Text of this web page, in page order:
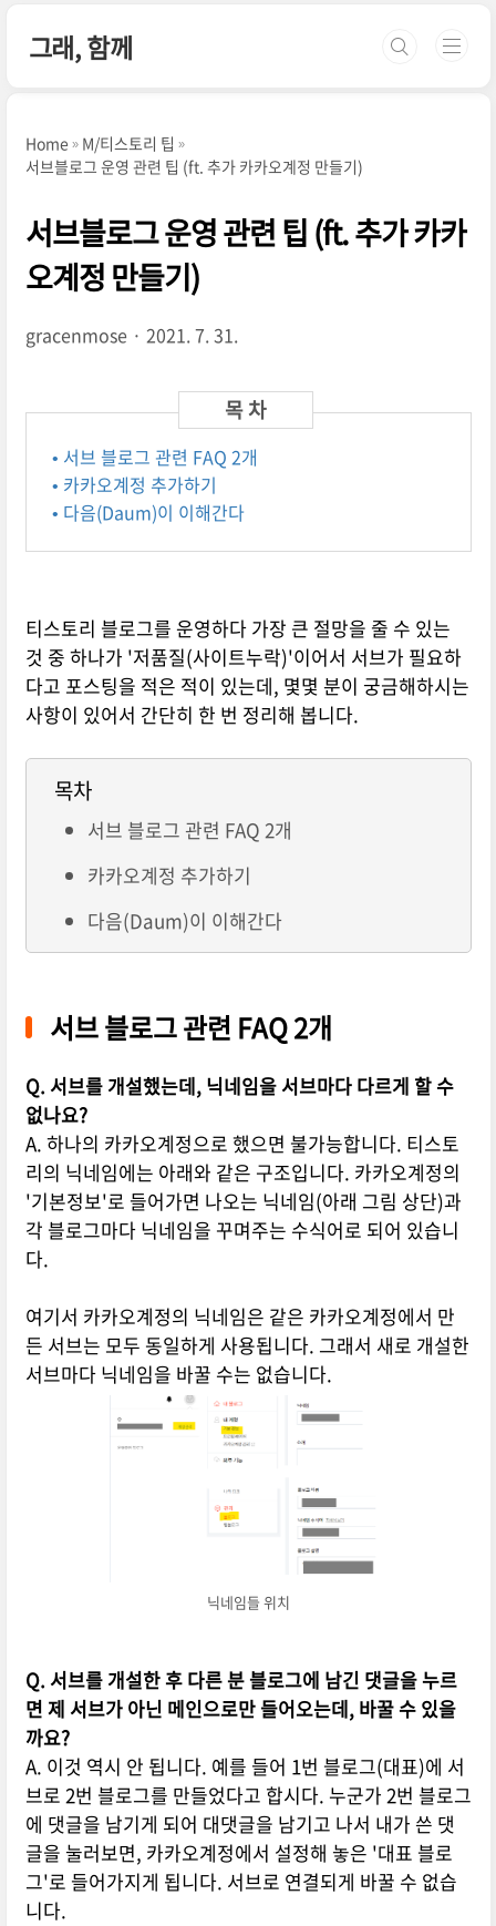
그래, 함께
Home
M/티스토리 팁
서브블로그 운영 관련 팁 (ft. 추가 카카오계정 만들기)
서브블로그 운영 관련 팁 (ft. 추가 카카
오계정 만들기)
gracenmose 2021. 7. 31.
• 서브 블로그 관련 FAQ 2개
• 카카오계정 추가하기
• 다음(Daum)이 이해간다
티스토리 블로그를 운영하다 가장 큰 절망을 줄 수 있는
것 중 하나가 '저품질(사이트누락)'이어서 서브가 필요하
다고 포스팅을 적은 적이 있는데, 몇몇 분이 궁금해하시는
사항이 있어서 간단히 한 번 정리해 봅니다.
목차
서브 블로그 관련 FAQ 2개
카카오계정 추가하기
다음(Daum)이 이해간다
서브 블로그 관련 FAQ 2개
Q. 서브를 개설했는데, 닉네임을 서브마다 다르게 할 수
없나요?
A. 하나의 카카오계정으로 했으면 불가능합니다. 티스토
리의 닉네임에는 아래와 같은 구조입니다. 카카오계정의
'기본정보'로 들어가면 나오는 닉네임(아래 그림 상단)과
각 블로그마다 닉네임을 꾸며주는 수식어로 되어 있습니
다.
여기서 카카오계정의 닉네임은 같은 카카오계정에서 만
든 서브는 모두 동일하게 사용됩니다. 그래서 새로 개설한
서브마다 닉네임을 바꿀 수는 없습니다.
닉네임들 위치
Q. 서브를 개설한 후 다른 분 블로그에 남긴 댓글을 누르
면 제 서브가 아닌 메인으로만 들어오는데, 바꿀 수 있을
까요?
A. 이것 역시 안 됩니다. 예를 들어 1번 블로그(대표)에 서
브로 2번 블로그를 만들었다고 합시다. 누군가 2번 블로그
에 댓글을 남기게 되어 대댓글을 남기고 나서 내가 쓴 댓
글을 눌러보면, 카카오계정에서 설정해 놓은 '대표 블로
그'로 들어가지게 됩니다. 서브로 연결되게 바꿀 수 없습
니다.